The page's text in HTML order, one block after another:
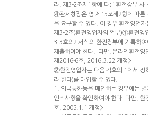
라. 제3-2조제1항에 따른 환전장부
④관세청장은 영 제15조제2항에 따른
을 요구할 수 있다. 이 경우 환전영업
제3-2조(환전영업자의 업무)①환전영
3-3호의2 서식의 환전장부에 기록하
제출하여야 한다. 다만, 온라인환전영
제2016-6호, 2016.3.22 개정>
②환전영업자는 다음 각호의 1에서 정
라 한다)를 매입할 수 있다.
1. 외국통화등을 매입하는 경우에는
인적사항을 확인하여야 한다. 다만,
호, 2006.1.1 개정>